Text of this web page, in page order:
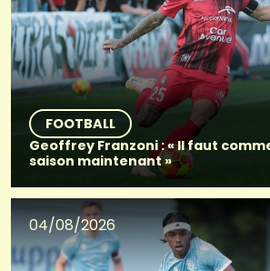
FOOTBALL
Geoffrey Franzoni : « Il faut
saison maintenant »
04/08/2026